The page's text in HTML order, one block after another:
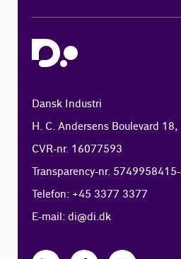
Dansk Industri
H. C. Andersens Boulevard
CVR-nr. 16077593
Transparency-nr.
Telefon: +45 3377 3377
E-mail:di@di.dk